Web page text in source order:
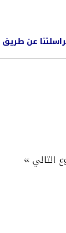
عن طريق
التالي»